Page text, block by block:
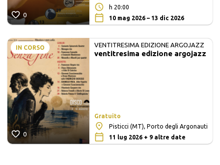
0
h 20:00
10 mag 2026 – 13 dic 2026
IN CORSO
0
VENTITRESIMA EDIZIONE ARGOJAZZ
ventitresima edizione argojazz
Gratuito
Pisticci (MT), Porto degli Argonauti
11 lug 2026 + 9 altre date